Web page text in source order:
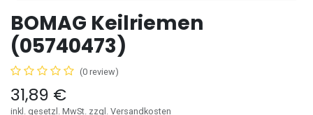
BOMAG Keilriemen
(05740473)
(0 review)
31,89 €
inkl. gesetzl. MwSt. zzgl. Versandkosten